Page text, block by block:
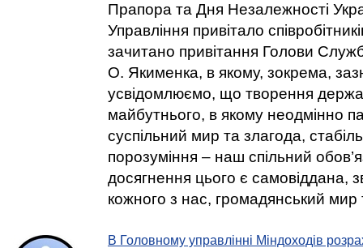
Прапора та Дня Незалежності
Управління привітало
зачитано привітання Голови
О. Якименка, в якому, зокрема,
усвідомлюємо, що творення
майбутнього, в якому неодмінно
суспільний мир та злагода,
порозуміння – наш спільний
досягнення цього є самовіддана,
кожного з нас, громадянський мир
В Головному управлінні Міндоходів